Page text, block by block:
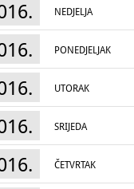
NEDJELJA
PONEDJELJAK
UTORAK
SRIJEDA
ČETVRTAK